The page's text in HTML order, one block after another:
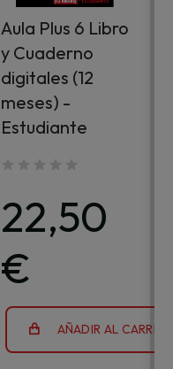
Aula Plus 6 Libro
y Cuaderno
digitales (12
meses) -
Estudiante
22,50
€
AÑADIR AL CARRITO